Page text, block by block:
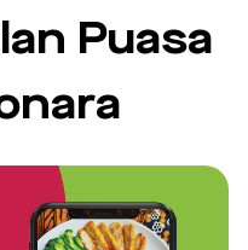
Puasa